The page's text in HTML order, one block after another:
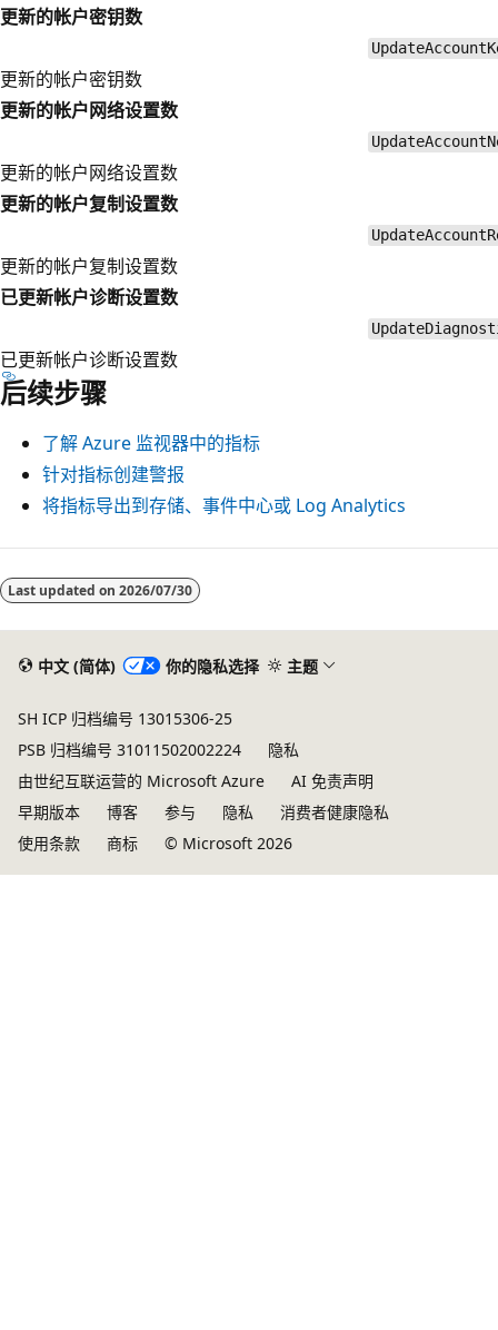
更新的帐户密钥数
更新的帐户密钥数
更新的帐户网络设置数
更新的帐户网络设置数
更新的帐户复制设置数
更新的帐户复制设置数
已更新帐户诊断设置数
已更新帐户诊断设置数
后续步骤
了解 Azure 监视器中的指标
针对指标创建警报
将指标导出到存储、事件中心或 Log Analytics
Last updated on 2026/07/30
中文 (简体) 你的隐私选择 主题
SH ICP 归档编号 13015306-25
PSB 归档编号 31011502002224
隐私
由世纪互联运营的 Microsoft Azure
AI 免责声明
早期版本
博客 参与 隐私
消费者健康隐私
使用条款
商标 © Microsoft 2026